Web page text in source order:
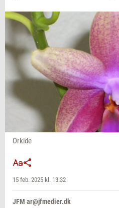
Orkide
15 feb. 2025 kl. 13:32
JFM ar@jfmedier.dk